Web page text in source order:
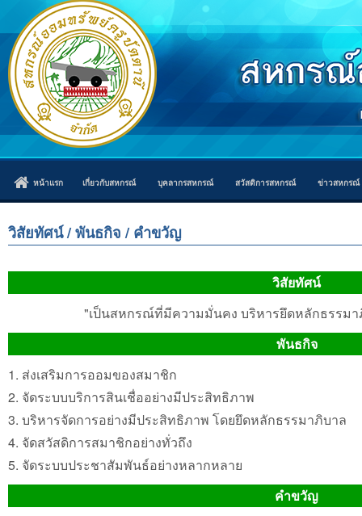
หน้าแรก เกี่ยวกับสหกรณ์ บุคลากรสหกรณ์ สวัสดิการสหกรณ์ ข่าวสหกรณ์
วิสัยทัศน์ / พันธกิจ / คำขวัญ
วิสัยทัศน์
"เป็นสหกรณ์ที่มีความมั่นคง บริหารยึดหลักธรรม
พันธกิจ
1. ส่งเสริมการออมของสมาชิก
2. จัดระบบบริการสินเชื่ออย่างมีประสิทธิภาพ
3. บริหารจัดการอย่างมีประสิทธิภาพ โดยยึดหลักธรรมาภิบาล
4. จัดสวัสดิการสมาชิกอย่างทั่วถึง
5. จัดระบบประชาสัมพันธ์อย่างหลากหลาย
คำขวัญ